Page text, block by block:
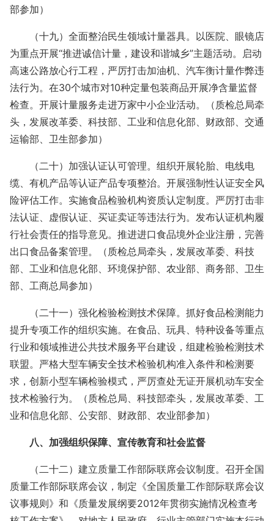
部参加）
（十九）全面整治民生领域计量器具。以医院、眼镜店
为重点开展“推进诚信计量，建设和谐城乡”主题活动。启动
高速公路放心行工程，严厉打击加油机、汽车衡计量作弊违
法行为。在30个城市对10种定量包装商品开展净含量监督
检查。开展计量服务走进万家中小企业活动。（质检总局牵
头，发展改革委、科技部、工业和信息化部、财政部、交通
运输部、卫生部参加）
（二十）加强认证认可管理。组织开展轮胎、电线电
缆、有机产品等认证产品专项整治。开展强制性认证安全风
险评估工作。实施食品检验机构资质认定制度。严厉打击非
法认证、虚假认证、买证卖证等违法行为。发布认证机构履
行社会责任的指导意见。推进进口食品境外企业注册，完善
出口食品备案管理。（质检总局牵头，发展改革委、科技
部、工业和信息化部、环境保护部、农业部、商务部、卫生
部、工商总局参加）
（二十一）强化检验检测技术保障。抓好食品检测能力
提升专项工作的组织实施。在食品、玩具、特种设备等重点
行业和领域推进公共技术服务平台建设，组建检验检测技术
联盟。严格大型车辆安全技术检验机构准入条件和检测要
求，创新小型车辆检验模式，严厉查处无证开展机动车安全
技术检验行为。（质检总局、科技部牵头，发展改革委、工
业和信息化部、公安部、财政部、农业部参加）
八、加强组织保障、宣传教育和社会监督
（二十二）建立质量工作部际联席会议制度。召开全国
质量工作部际联席会议，制定《全国质量工作部际联席会议
议事规则》和《质量发展纲要2012年贯彻实施情况检查考